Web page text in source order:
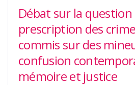
Débat sur la question
prescription des
commis sur des
confusion
mémoire et justice